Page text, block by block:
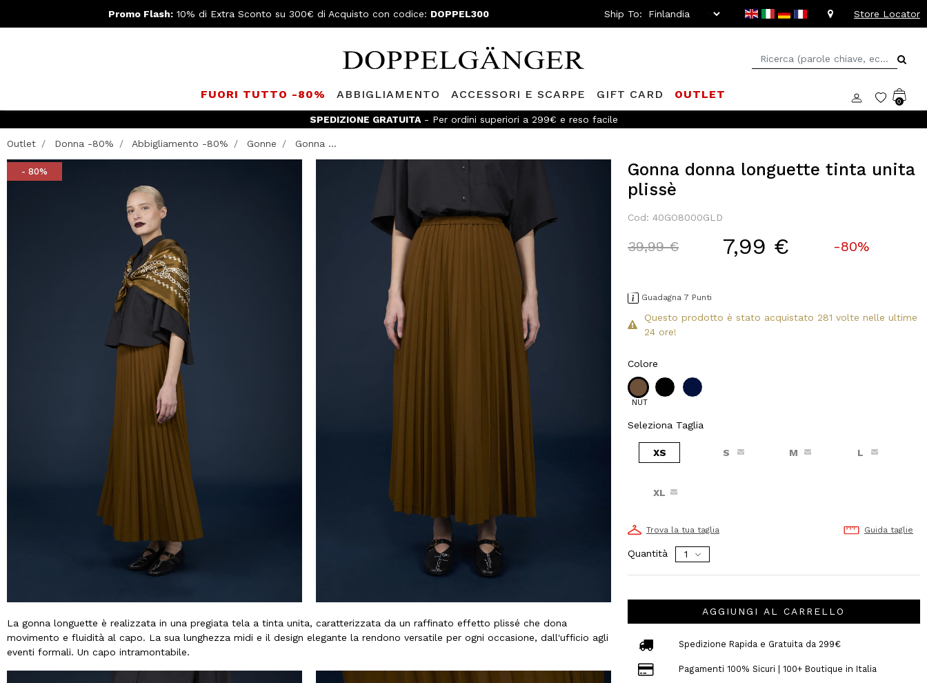
Promo Flash:10% di Extra Sconto su 300€ di Acquisto con codice: DOPPEL300 Ship To: Store Locator
FUORI TUTTO -80% ABBIGLIAMENTO ACCESSORI E SCARPE GIFT CARD OUTLET
0
SPEDIZIONE GRATUITA- Per ordini superiori a 299€ e reso facile
Outlet Donna -80% Abbigliamento -80% Gonne Gonna ...
- 80%
La gonna longuette è realizzata in una pregiata tela a tinta unita, caratterizzata da un raffinato effetto plissé che dona
movimento e fluidità al capo. La sua lunghezza midi e il design elegante la rendono versatile per ogni occasione, dall'ufficio agli
eventi formali. Un capo intramontabile.
Gonna donna longuette tinta unita
plissè
Cod: 40GO8000GLD
Price reduced from
39,99 €to 7,99 € -80%
Guadagna 7 Punti
Questo prodotto è stato acquistato 281 volte nelle ultime
24 ore!
Colore
NUT
Seleziona Taglia
XS S M L
XL
Trova la tua taglia Guida taglie
Quantità
AGGIUNGI AL CARRELLO
Spedizione Rapida e Gratuita da 299€
Pagamenti 100% Sicuri | 100+ Boutique in Italia